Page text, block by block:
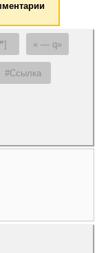
— q
#Ссылка